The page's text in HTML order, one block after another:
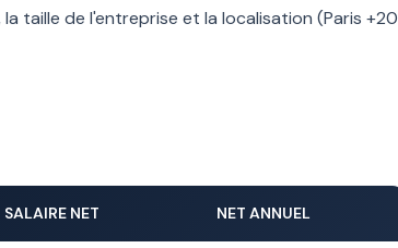
taille de l'entreprise et la localisation (Paris +20
SALAIRE NET NET ANNUEL